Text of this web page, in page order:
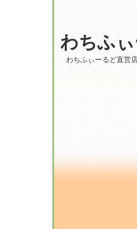
わちふ
わちふぃーるど直営